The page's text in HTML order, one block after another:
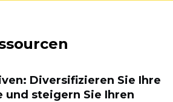
Diversifizieren Sie Ihre
und steigern Sie Ihren